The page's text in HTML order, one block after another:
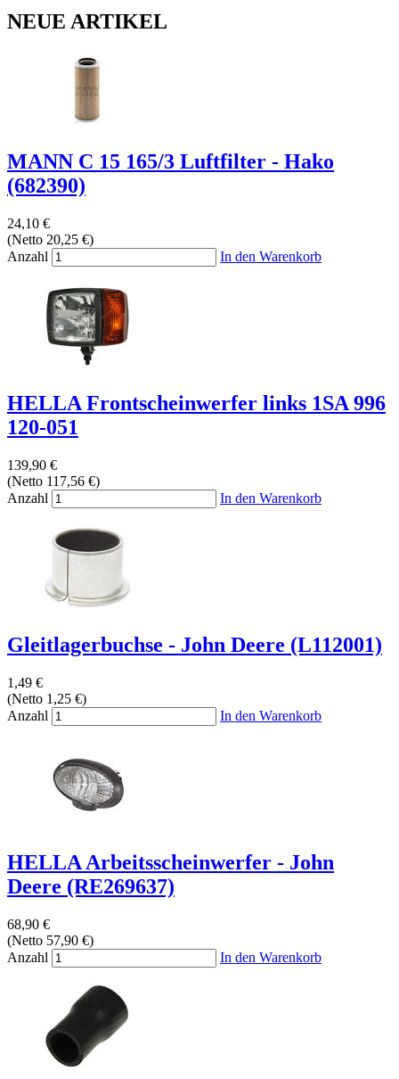
NEUE ARTIKEL
MANN C 15 165/3 Luftfilter - Hako
(682390)
24,10 €
(Netto 20,25 €)
Anzahl
In den Warenkorb
HELLA Frontscheinwerfer links 1SA 996
120-051
139,90 €
(Netto 117,56 €)
Anzahl
In den Warenkorb
Gleitlagerbuchse - John Deere (L112001)
1,49 €
(Netto 1,25 €)
Anzahl
In den Warenkorb
HELLA Arbeitsscheinwerfer - John
Deere (RE269637)
68,90 €
(Netto 57,90 €)
Anzahl
In den Warenkorb